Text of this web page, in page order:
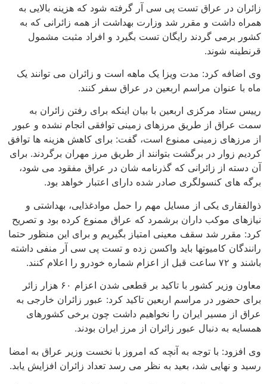
زائران در عراق تست پی سی آر گرفته شود که هزینه بالایی به
همراه داشت و مقرر شد وزارت بهداشت از همه زائرانی که به
کشور برمی گردند رایگان تست بگیرد و افراد مثبت مشمول
قرنطینه شوند.
وی اضافه کرد: مدت ویزا یک ماهه است و زائران می توانند یک
ماه با عنوان مراسم اربعین در عراق سفر کنند.
رییس ستاد مرکزی اربعین با بیان اینکه برای رفتن زائران به
سمت عراق از طریق مرزهای زمینی توافقی انجام نشده و عبور
از مرزهای زمینی ممنوع است، گفت: برای کاهش هزینه ها توافق
کردیم زوار در برگشت بتوانند از طریق مرز مهران برگردند. برای
آن دسته از زائرانی که گذرنامه شان در عراق مفقود می شود،
برگه های کنسولگری صادر شده دارای اعتبار خواهد بود.
ذوالفقاری یکی از مسایل مهم را حمل موادغذایی، بهداشتی و
نیازهای موکب داران برشمرد که عراق ممنوع کرده بود و تصریح
کرد: مقرر شد سقف معینی امتیاز بگیریم و برای این منظور حتما
رانندگان کامیوتها باید واکسن زده و تست پی سی آر منفی داشته
باشند و ۷۲ ساعت قبل از اعزام شماره خودرو را اعلام کنند.
معاون وزیر کشور با تاکید بر قطعی شدن اعزام ۶۰ هزار زائر
برای حضور در مراسم اربعین تاکید کرد: عبور زائران خارجی به
عراق از مسیر ایران را نخواهیم داشت چون برخی کشورهای
همسایه به دنبال عبور زائران از مرز ایران بودند.
وی افزود: با توجه به آنچه که امروز با نخست وزیر عراق به امضا
رسید و نهایی شد، بعید به نظر می رسد تعداد زائران افزایش یابد.